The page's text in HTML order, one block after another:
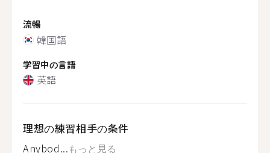
流暢
韓国語
学習中の言語
英語
理想の練習相手の条件
Anybod...もっと見る